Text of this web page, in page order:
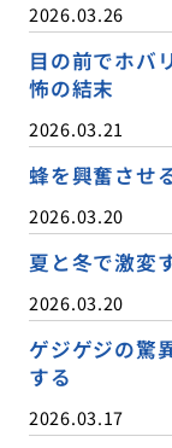
2026.03.26
目の前でホバ
怖の結末
2026.03.21
蜂を興奮させ
2026.03.20
夏と冬で激変
2026.03.20
ゲジゲジの驚
する
2026.03.17